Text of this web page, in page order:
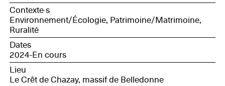
Contexte·s
Environnement/Écologie, Patrimoine/Matrimoine,
Ruralité
Dates
2024-En cours
Lieu
Le Crêt de Chazay, massif de Belledonne